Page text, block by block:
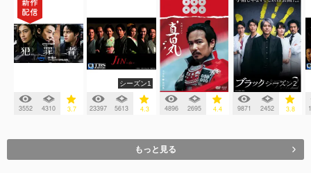
3552 4310 3.7
シーズン1
23397 5613 4.3 4896 2695 4.4
シーズン2
9871 2452 3.8
もっと見る